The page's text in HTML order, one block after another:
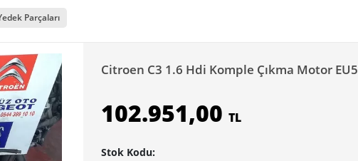
Parçaları
Citroen C3 1.6 Hdi Komple Çıkma Motor EU5
102.951,00 TL
Stok Kodu: